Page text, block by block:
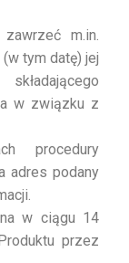
m.in.
tym datę) jej
w związku z
procedury
adres podany
w ciągu 14
przez